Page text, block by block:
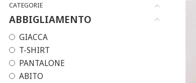
CATEGORIE
ABBIGLIAMENTO
GIACCA
T-SHIRT
PANTALONE
ABITO